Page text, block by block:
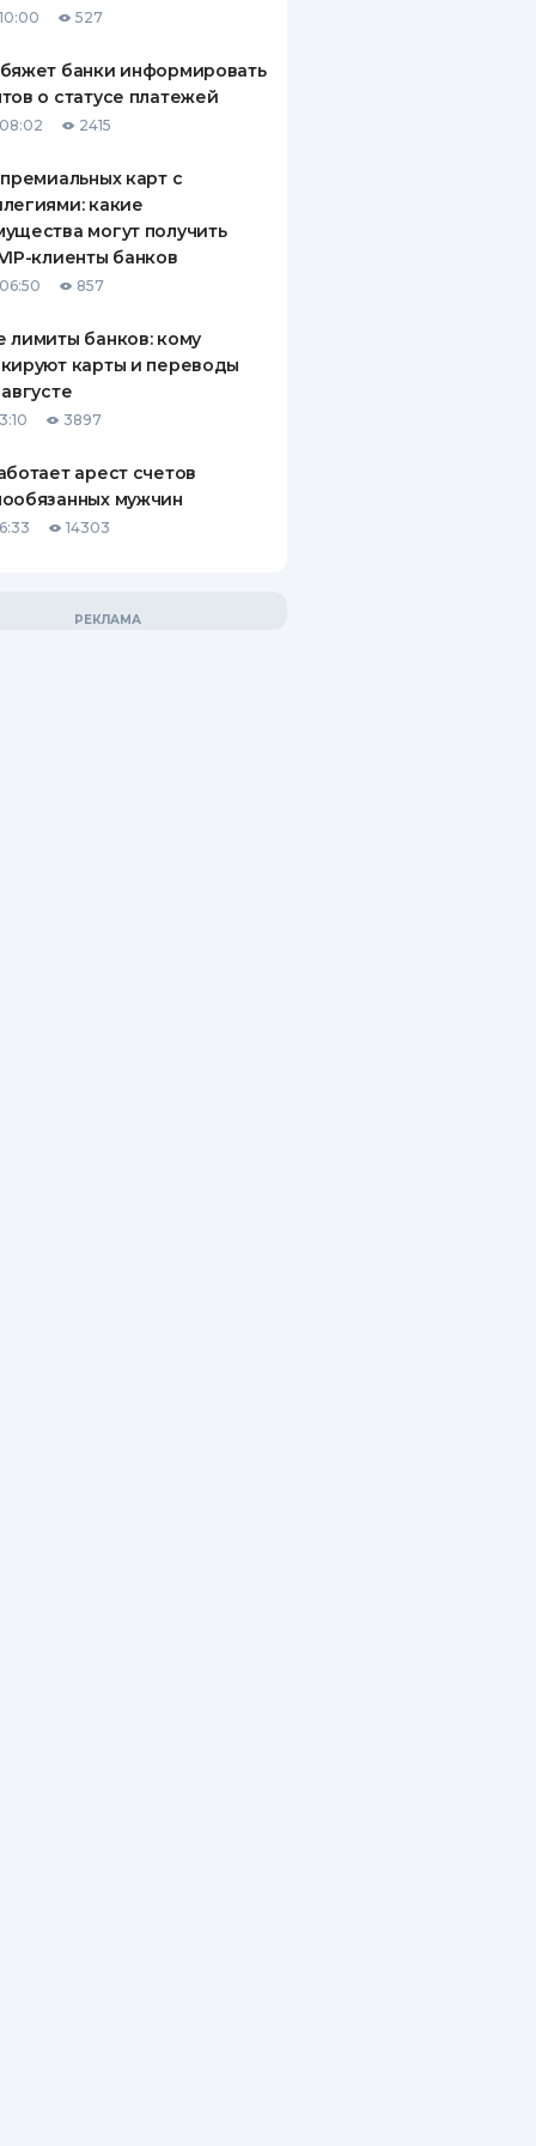
ПОЛИСЫ
О СТРАХОВЫХ
527
банки информировать
о статусе платежей
2415
карт с
какие
могут получить
клиенты банков
857
лимиты банков: кому
карты и переводы
3897
арест счетов
мужчин
14303